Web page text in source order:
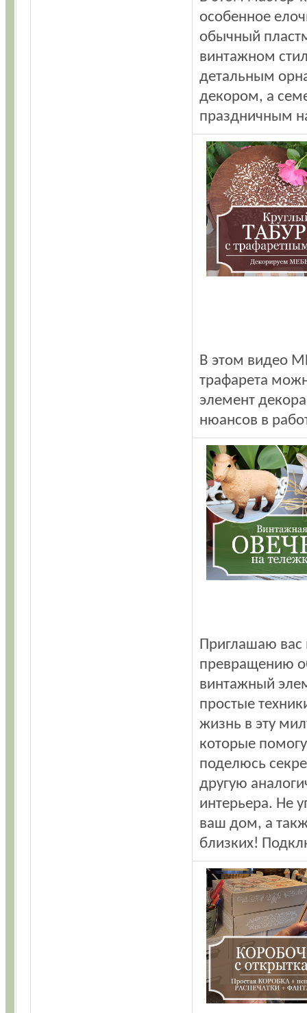
особенное
обычный
винтажном
детальным
декором, а
праздничным
В этом видео
трафарета
элемент
нюансов в
Приглашаю вас
превращению
винтажный
простые
жизнь в эту
которые
поделюсь
другую
интерьера. Не
ваш дом, а
близких!